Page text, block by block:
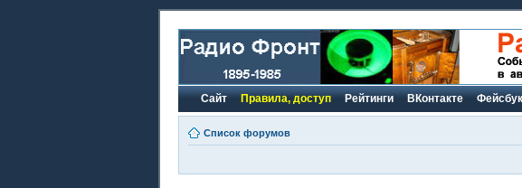
Сайт Правила, доступ Рейтинги ВКонтакте Фейсбук
Список форумов